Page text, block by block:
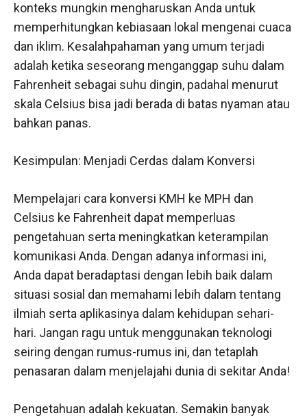
konteks mungkin mengharuskan Anda untuk
memperhitungkan kebiasaan lokal mengenai cuaca
dan iklim. Kesalahpahaman yang umum terjadi
adalah ketika seseorang menganggap suhu dalam
Fahrenheit sebagai suhu dingin, padahal menurut
skala Celsius bisa jadi berada di batas nyaman atau
bahkan panas.
Kesimpulan: Menjadi Cerdas dalam Konversi
Mempelajari cara konversi KMH ke MPH dan
Celsius ke Fahrenheit dapat memperluas
pengetahuan serta meningkatkan keterampilan
komunikasi Anda. Dengan adanya informasi ini,
Anda dapat beradaptasi dengan lebih baik dalam
situasi sosial dan memahami lebih dalam tentang
ilmiah serta aplikasinya dalam kehidupan sehari-
hari. Jangan ragu untuk menggunakan teknologi
seiring dengan rumus-rumus ini, dan tetaplah
penasaran dalam menjelajahi dunia di sekitar Anda!
Pengetahuan adalah kekuatan. Semakin banyak